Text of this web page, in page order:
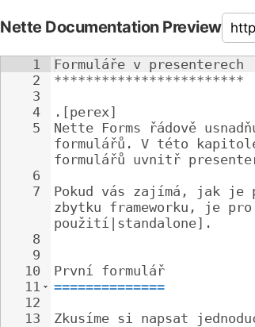
Nette Documentation Preview
1
2
3
4
5
6
7
8
9
10
11
12
13
Formuláře v presenterech
************************
.[perex]
Nette Forms řádově
formulářů. V této
formulářů uvnitř
Pokud vás zajímá, jak je
zbytku frameworku, je
použití|standalone].
První formulář
==============
Zkusíme si napsat